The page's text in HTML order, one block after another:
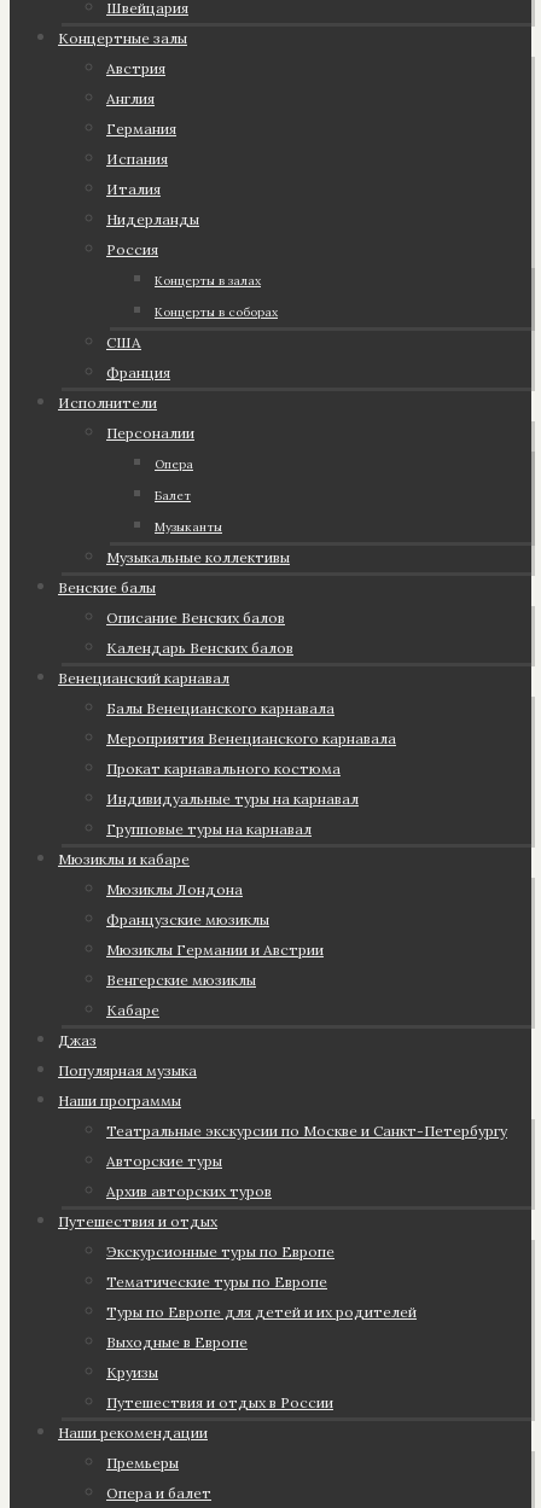
Швейцария
Концертные залы
Австрия
Англия
Германия
Испания
Италия
Нидерланды
Россия
Концерты в залах
Концерты в соборах
США
Франция
Исполнители
Персоналии
Опера
Балет
Музыканты
Музыкальные коллективы
Венские балы
Описание Венских балов
Календарь Венских балов
Венецианский карнавал
Балы Венецианского карнавала
Мероприятия Венецианского карнавала
Прокат карнавального костюма
Индивидуальные туры на карнавал
Групповые туры на карнавал
Мюзиклы и кабаре
Мюзиклы Лондона
Французские мюзиклы
Мюзиклы Германии и Австрии
Венгерские мюзиклы
Кабаре
Джаз
Популярная музыка
Наши программы
Театральные экскурсии по Москве и Санкт-Петербургу
Авторские туры
Архив авторских туров
Путешествия и отдых
Экскурсионные туры по Европе
Тематические туры по Европе
Туры по Европе для детей и их родителей
Выходные в Европе
Круизы
Путешествия и отдых в России
Наши рекомендации
Премьеры
Опера и балет